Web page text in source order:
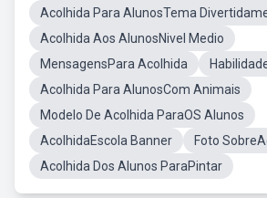
Acolhida Para AlunosTema
Acolhida Aos AlunosNivel Medio
MensagensPara Acolhida
Acolhida Para AlunosCom Animais
Modelo De Acolhida ParaOS Alunos
AcolhidaEscola Banner
Foto
Acolhida Dos Alunos ParaPintar